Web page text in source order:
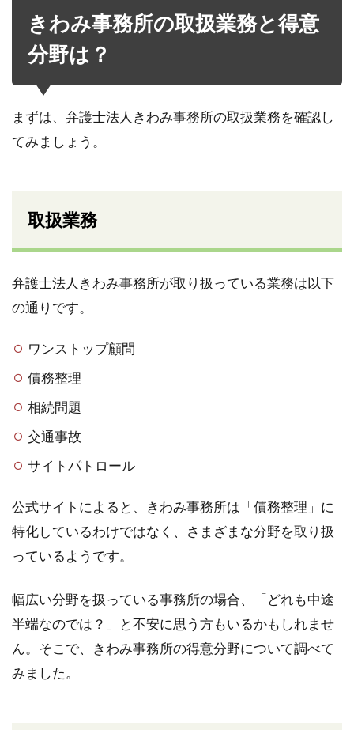
きわみ事務所の取扱業務と得意
分野は？
まずは、弁護士法人きわみ事務所の取扱業務を確認し
てみましょう。
取扱業務
弁護士法人きわみ事務所が取り扱っている業務は以下
の通りです。
ワンストップ顧問
債務整理
相続問題
交通事故
サイトパトロール
公式サイトによると、きわみ事務所は「債務整理」に
特化しているわけではなく、さまざまな分野を取り扱
っているようです。
幅広い分野を扱っている事務所の場合、「どれも中途
半端なのでは？」と不安に思う方もいるかもしれませ
ん。そこで、きわみ事務所の得意分野について調べて
みました。